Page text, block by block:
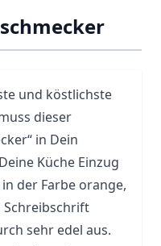
und köstlichste
dieser
in Dein
Küche Einzug
der Farbe orange,
Schreibschrift
sehr edel aus.